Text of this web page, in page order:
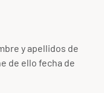
y apellidos de
de ello fecha de